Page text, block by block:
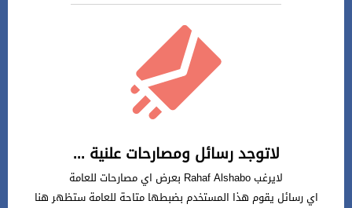
لاتوجد رسائل ومصارحات علنية ...
لايرغب Rahaf Alshabo بعرض اي مصارحات للعامة
اي رسائل يقوم هذا المستخدم بضبطها متاحة للعامة ستظهر هنا